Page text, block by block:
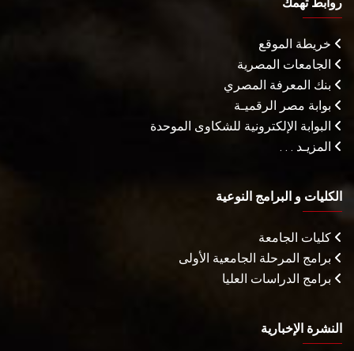
روابط تهمك
خريطة الموقع
الجامعات المصرية
بنك المعرفة المصري
بوابة مصر الرقميـة
البوابة الإلكترونية للشكاوى الموحدة
المزيـد . . .
الكليات و البرامج النوعية
كليات الجامعة
برامج المرحلة الجامعية الأولى
برامج الدراسات العليا
النشرة الإخبارية